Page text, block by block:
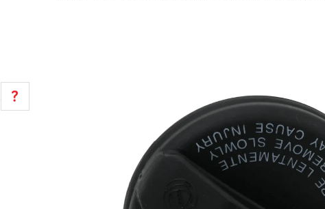
Za više informacija, pomoć i